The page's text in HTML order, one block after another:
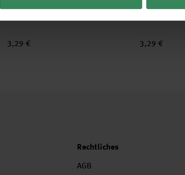
3,29 € 3,29 €
Rechtliches
AGB